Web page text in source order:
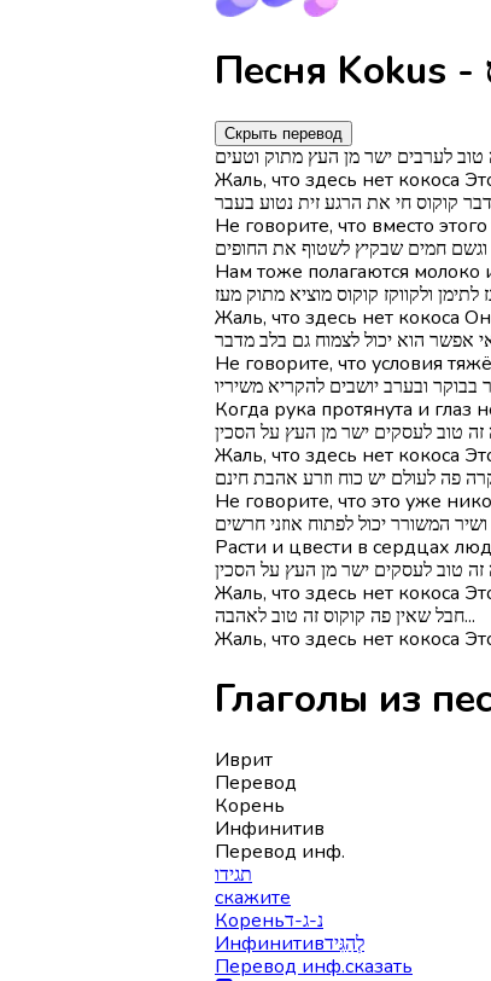
Скрыть перевод
טוב לערבים ישר מן העץ מתוק וטעים
Жаль, что здесь нет кокоса
קוקוס חי את הרגע זית נטוע בעבר
Не говорите, что вместо
וגשם חמים שבקיץ לשטוף את החופים
Нам тоже полагаются
ולקווקז קוקוס מוציא מתוק מעז
Жаль, что здесь нет кокоса
אפשר הוא יכול לצמוח גם בלב מדבר
Не говорите, что условия
ובערב יושבים להקריא משיריו
Когда рука протянута и глаз
טוב לעסקים ישר מן העץ על הסכין
Жаль, что здесь нет кокоса
פה לעולם יש כוח וזרע אהבת חינם
Не говорите, что это уже
המשורר יכול לפתוח אוזני חרשים
Расти и цвести в сердцах
טוב לעסקים ישר מן העץ על הסכין
Жаль, что здесь нет кокоса
חבל שאין פה קוקוס זה טוב לאהבה...
Жаль, что здесь нет кокоса
Иврит
Перевод
Корень
Инфинитив
Перевод инф.
תגידו
скажите
Кореньנ-ג-ד
Инфинитивלְהַגִּיד
Перевод инф.сказать